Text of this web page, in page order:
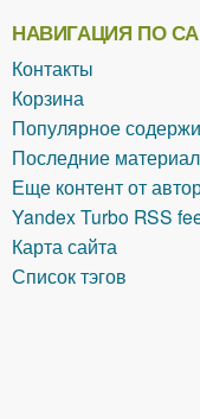
НАВИГАЦИЯ ПО
Контакты
Корзина
Популярное
Последние
Еще контент от
Yandex Turbo RSS
Карта сайта
Список тэгов